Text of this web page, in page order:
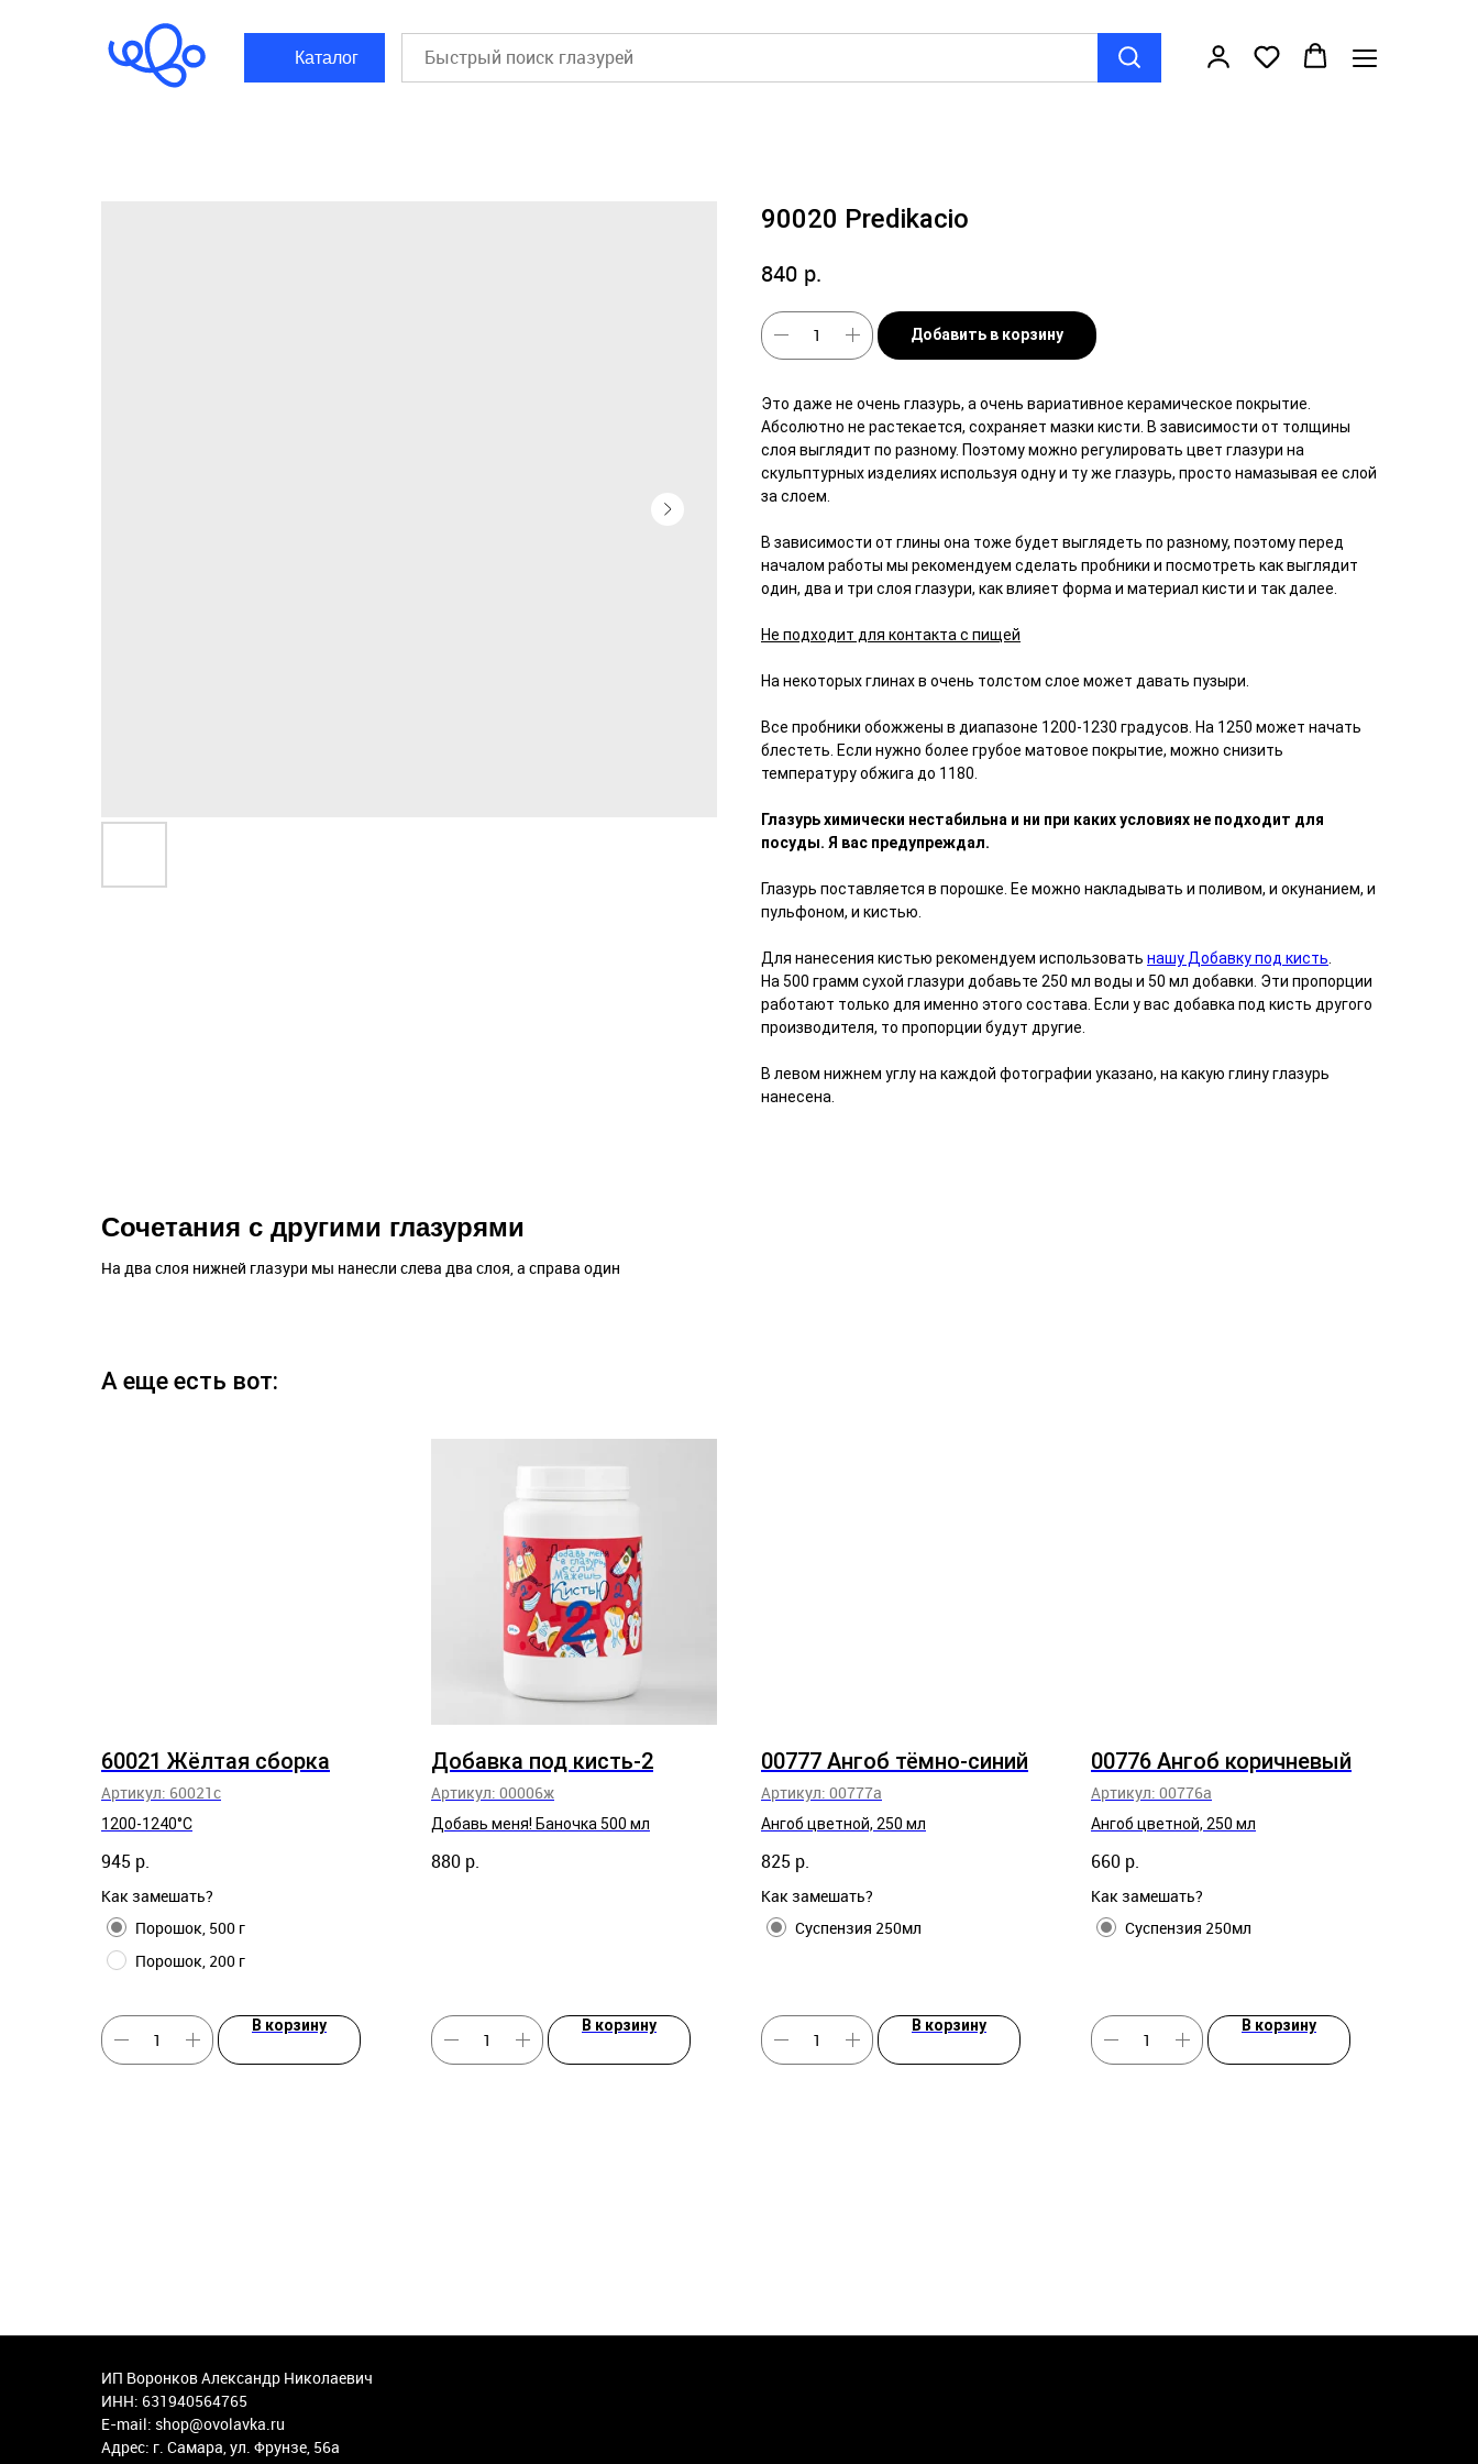
Каталог
90020 Predikacio
840 р.
Добавить в корзину
Это даже не очень глазурь, а очень вариативное керамическое покрытие.
Абсолютно не растекается, сохраняет мазки кисти. В зависимости от толщины
слоя выглядит по разному. Поэтому можно регулировать цвет глазури на
скульптурных изделиях используя одну и ту же глазурь, просто намазывая ее слой
за слоем.
В зависимости от глины она тоже будет выглядеть по разному, поэтому перед
началом работы мы рекомендуем сделать пробники и посмотреть как выглядит
один, два и три слоя глазури, как влияет форма и материал кисти и так далее.
Не подходит для контакта с пищей
На некоторых глинах в очень толстом слое может давать пузыри.
Все пробники обожжены в диапазоне 1200-1230 градусов. На 1250 может начать
блестеть. Если нужно более грубое матовое покрытие, можно снизить
температуру обжига до 1180.
Глазурь химически нестабильна и ни при каких условиях не подходит для
посуды. Я вас предупреждал.
Глазурь поставляется в порошке. Ее можно накладывать и поливом, и окунанием, и
пульфоном, и кистью.
Для нанесения кистью рекомендуем использовать нашу Добавку под кисть
На 500 грамм сухой глазури добавьте 250 мл воды и 50 мл добавки. Эти пропорции
работают только для именно этого состава. Если у вас добавка под кисть другого
производителя, то пропорции будут другие.
В левом нижнем углу на каждой фотографии указано, на какую глину глазурь
нанесена.
Сочетания с другими глазурями
На два слоя нижней глазури мы нанесли слева два слоя, а справа один
А еще есть вот:
60021 Жёлтая сборка
Артикул: 60021с
1200-1240°C
945 р.
Как замешать?
Порошок, 500 г
Порошок, 200 г
В корзину
Добавка под кисть-2
Артикул: 00006ж
Добавь меня! Баночка 500 мл
880 р.
В корзину
00777 Ангоб тёмно-синий
Артикул: 00777а
Ангоб цветной, 250 мл
825 р.
Как замешать?
Суспензия 250мл
В корзину
00776 Ангоб коричневый
Артикул: 00776а
Ангоб цветной, 250 мл
660 р.
Как замешать?
Суспензия 250мл
В корзину
ИП Воронков Александр Николаевич
ИНН: 631940564765
E-mail: shop@ovolavka.ru
Адрес: г. Самара, ул. Фрунзе, 56а